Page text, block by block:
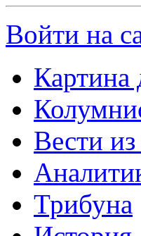
Войти на
Картина
Вести из
Трибуна